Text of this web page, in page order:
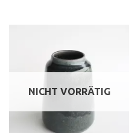
NICHT VORRÄTIG